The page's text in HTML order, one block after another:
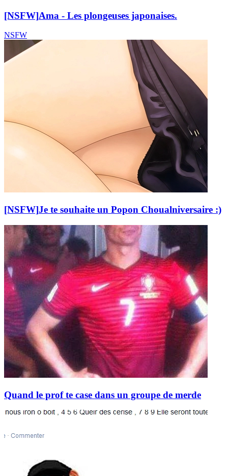
[NSFW]Ama - Les plongeuses japonaises.
NSFW
[NSFW]Je te souhaite un Popon Choualniversaire :)
Quand le prof te case dans un groupe de merde